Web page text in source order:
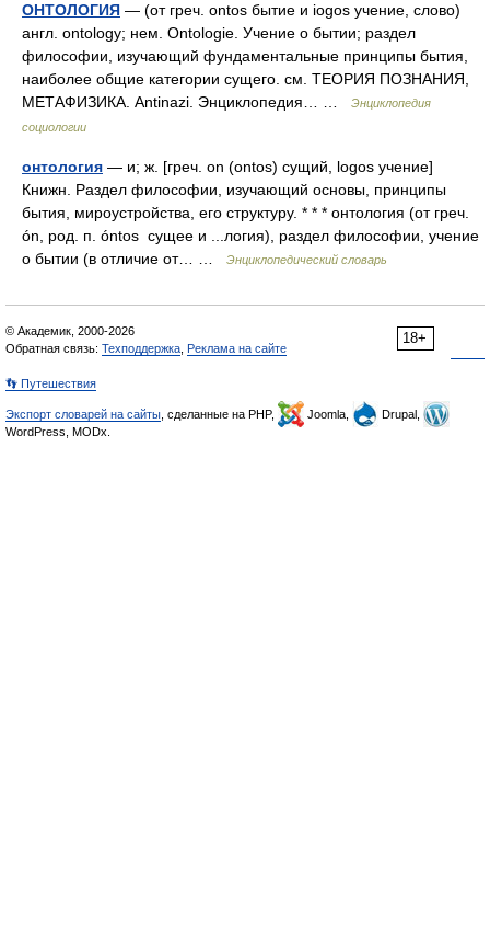
ОНТОЛОГИЯ — (от греч. ontos бытие и iogos учение, слово)
англ. ontology; нем. Ontologie. Учение о бытии; раздел
философии, изучающий фундаментальные принципы бытия,
наиболее общие категории сущего. см. ТЕОРИЯ ПОЗНАНИЯ,
МЕТАФИЗИКА. Antinazi. Энциклопедия… …
Энциклопедия
социологии
онтология — и; ж. [греч. on (ontos) сущий, logos учение]
Книжн. Раздел философии, изучающий основы, принципы
бытия, мироустройства, его структуру. * * * онтология (от греч.
ón, род. п. óntos сущее и ...логия), раздел философии, учение
о бытии (в отличие от… …
Энциклопедический словарь
18+
© Академик, 2000-2026
Обратная связь: Техподдержка Реклама на сайте
👣 Путешествия
Экспорт словарей на сайты , сделанные на PHP, Joomla,
Drupal,
WordPress, MODx.